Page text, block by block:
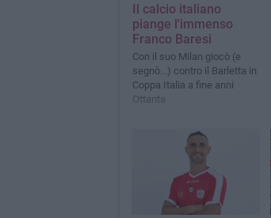
Il calcio italiano
piange l'immenso
Franco Baresi
Con il suo Milan giocò (e
segnò...) contro il Barletta in
Coppa Italia a fine anni
Ottanta